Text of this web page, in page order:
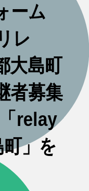
ーム
レ
大島町
者募集
relay
」を